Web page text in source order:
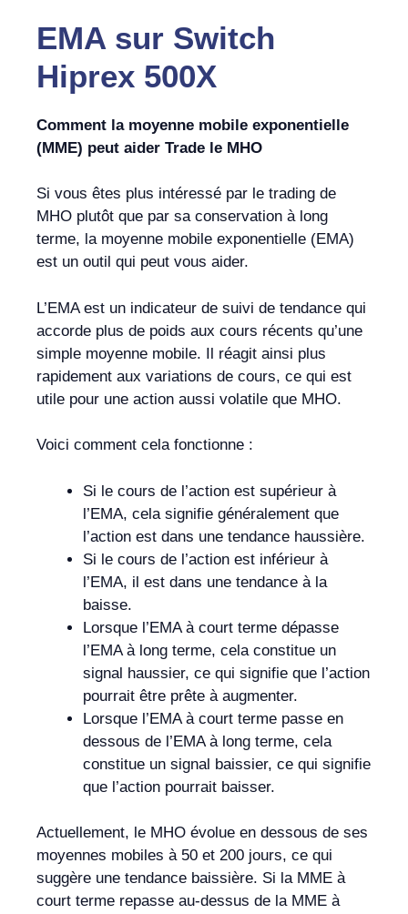
EMA sur Switch
Hiprex 500X
Comment la moyenne mobile exponentielle
(MME) peut aider Trade le MHO
Si vous êtes plus intéressé par le trading de
MHO plutôt que par sa conservation à long
terme, la moyenne mobile exponentielle (EMA)
est un outil qui peut vous aider.
L’EMA est un indicateur de suivi de tendance qui
accorde plus de poids aux cours récents qu’une
simple moyenne mobile. Il réagit ainsi plus
rapidement aux variations de cours, ce qui est
utile pour une action aussi volatile que MHO.
Voici comment cela fonctionne :
Si le cours de l’action est supérieur à
l’EMA, cela signifie généralement que
l’action est dans une tendance haussière.
Si le cours de l’action est inférieur à
l’EMA, il est dans une tendance à la
baisse.
Lorsque l’EMA à court terme dépasse
l’EMA à long terme, cela constitue un
signal haussier, ce qui signifie que l’action
pourrait être prête à augmenter.
Lorsque l’EMA à court terme passe en
dessous de l’EMA à long terme, cela
constitue un signal baissier, ce qui signifie
que l’action pourrait baisser.
Actuellement, le MHO évolue en dessous de ses
moyennes mobiles à 50 et 200 jours, ce qui
suggère une tendance baissière. Si la MME à
court terme repasse au-dessus de la MME à